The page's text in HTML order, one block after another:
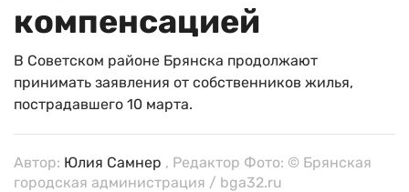
компенсацией
В Советском районе Брянска продолжают
принимать заявления от собственников жилья,
пострадавшего 10 марта.
Автор: Юлия Самнер , Редактор Фото: © Брянская
городская администрация / bga32.ru